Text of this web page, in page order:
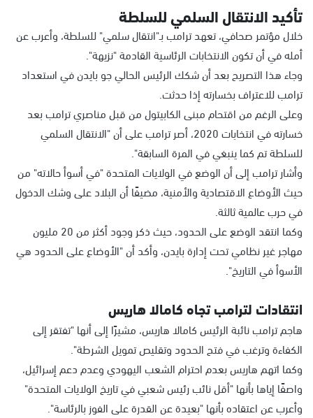
تأكيد الانتقال السلمي للسلطة
خلال مؤتمر صحافي، تعهد ترامب بـ"انتقال سلمي" للسلطة، وأعرب عن
أمله في أن تكون الانتخابات الرئاسية القادمة "نزيهة".
وجاء هذا التصريح بعد أن شكك الرئيس الحالي جو بايدن في استعداد
ترامب للاعتراف بخسارته إذا حدثت.
وعلى الرغم من اقتحام مبنى الكابيتول من قبل مناصري ترامب بعد
خسارته في انتخابات 2020، أصر ترامب على أن "الانتقال السلمي
للسلطة تم كما ينبغي في المرة السابقة".
وأشار ترامب إلى أن الوضع في الولايات المتحدة "في أسوأ حالاته" من
حيث الأوضاع الاقتصادية والأمنية، مضيفًا أن البلاد على وشك الدخول
في حرب عالمية ثالثة.
وكما انتقد الوضع على الحدود، حيث ذكر وجود أكثر من 20 مليون
مهاجر غير نظامي تحت إدارة بايدن، وأكد أن "الأوضاع على الحدود هي
الأسوأ في التاريخ".
انتقادات لترامب تجاه كامالا هاريس
هاجم ترامب نائبة الرئيس كامالا هاريس، مشيرًا إلى أنها "تفتقر إلى
الكفاءة وترغب في فتح الحدود وتقليص تمويل الشرطة".
وكما اتهم هاريس بعدم احترام الشعب اليهودي وعدم دعم إسرائيل،
واصفًا إياها بأنها "أقل نائب رئيس شعبي في تاريخ الولايات المتحدة"
وأعرب عن اعتقاده بأنها "بعيدة عن القدرة على الفوز بالرئاسة".